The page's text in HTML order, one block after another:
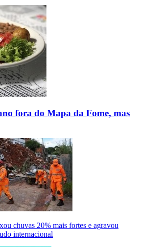
fora do Mapa da Fome, mas
chuvas 20% mais fortes e agravou
internacional